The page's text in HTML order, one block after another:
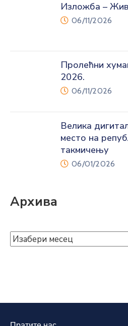
Изложба –
06/11/2026
Пролећни
2026.
06/11/2026
Велика
место на
такмичењу
06/01/2026
Архива